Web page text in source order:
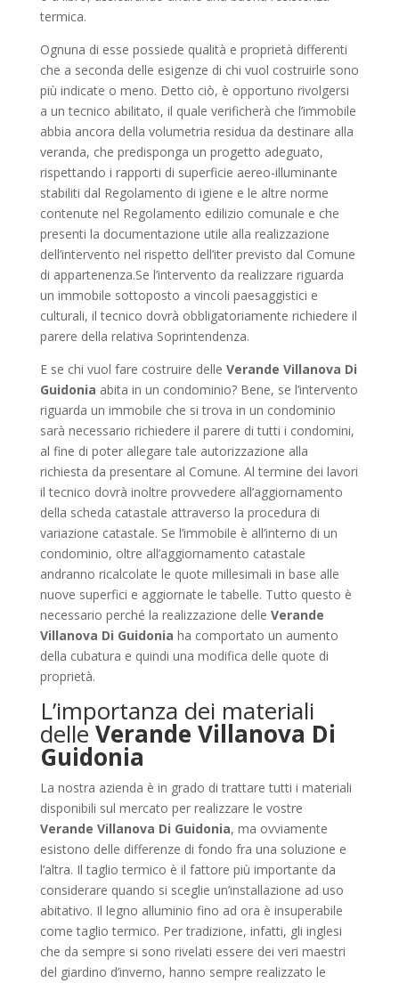
termica.
Ognuna di esse possiede qualità e proprietà differenti
che a seconda delle esigenze di chi vuol costruirle sono
più indicate o meno. Detto ciò, è opportuno rivolgersi
a un tecnico abilitato, il quale verificherà che l’immobile
abbia ancora della volumetria residua da destinare alla
veranda, che predisponga un progetto adeguato,
rispettando i rapporti di superficie aereo-illuminante
stabiliti dal Regolamento di igiene e le altre norme
contenute nel Regolamento edilizio comunale e che
presenti la documentazione utile alla realizzazione
dell’intervento nel rispetto dell’iter previsto dal Comune
di appartenenza.Se l’intervento da realizzare riguarda
un immobile sottoposto a vincoli paesaggistici e
culturali, il tecnico dovrà obbligatoriamente richiedere il
parere della relativa Soprintendenza.
E se chi vuol fare costruire delle Verande Villanova Di
Guidonia abita in un condominio? Bene, se l’intervento
riguarda un immobile che si trova in un condominio
sarà necessario richiedere il parere di tutti i condomini,
al fine di poter allegare tale autorizzazione alla
richiesta da presentare al Comune. Al termine dei lavori
il tecnico dovrà inoltre provvedere all’aggiornamento
della scheda catastale attraverso la procedura di
variazione catastale. Se l’immobile è all’interno di un
condominio, oltre all’aggiornamento catastale
andranno ricalcolate le quote millesimali in base alle
nuove superfici e aggiornate le tabelle. Tutto questo è
necessario perché la realizzazione delle Verande
Villanova Di Guidonia ha comportato un aumento
della cubatura e quindi una modifica delle quote di
proprietà.
L’importanza dei materiali
delle Verande Villanova Di
Guidonia
La nostra azienda è in grado di trattare tutti i materiali
disponibili sul mercato per realizzare le vostre
Verande Villanova Di Guidonia, ma ovviamente
esistono delle differenze di fondo fra una soluzione e
l’altra. Il taglio termico è il fattore più importante da
considerare quando si sceglie un’installazione ad uso
abitativo. Il legno alluminio fino ad ora è insuperabile
come taglio termico. Per tradizione, infatti, gli inglesi
che da sempre si sono rivelati essere dei veri maestri
del giardino d’inverno, hanno sempre realizzato le